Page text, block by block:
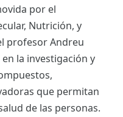
por el
Nutrición, y
profesor Andreu
la investigación y
que permitan
de las personas.